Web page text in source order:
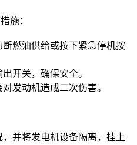
施：
燃油供给或按下紧急停机按
开关，确保安全。
发动机造成二次伤害。
并将发电机设备隔离，挂上